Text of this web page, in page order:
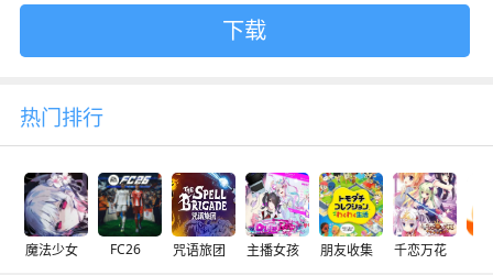
下载
热门排行
魔法少女 FC26 咒语旅团 主播女孩 朋友收集 千恋万花